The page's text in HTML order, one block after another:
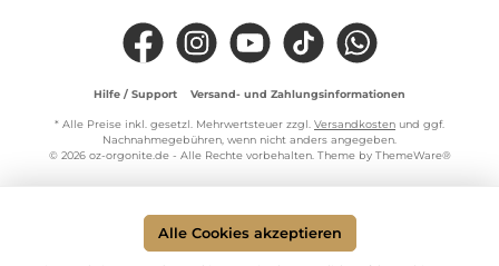
Facebook Instagram YouTube TikTok WhatsApp
Hilfe / Support Versand- und Zahlungsinformationen
* Alle Preise inkl. gesetzl. Mehrwertsteuer zzgl. Versandkosten und ggf.
Nachnahmegebühren, wenn nicht anders angegeben.
© 2026 oz-orgonite.de - Alle Rechte vorbehalten. Theme by ThemeWare®
Alle Cookies akzeptieren